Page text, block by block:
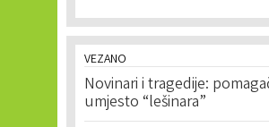
VEZANO
Novinari i tragedije:
umjesto “lešinara”